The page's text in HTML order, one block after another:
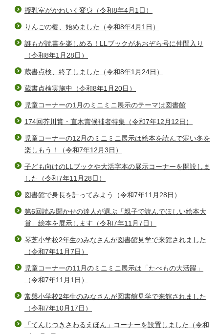
授乳室がかわいく変身（令和8年4月1日）
りんごの棚、始めました（令和8年4月1日）
誰もが読書を楽しめる！LLブックがあおぞら号に仲間入り
（令和8年1月28日）
蔵書点検、終了しました（令和8年1月24日）
蔵書点検実施中（令和8年1月20日）
児童コーナーの1月のミニミニ展示のテーマは図書館
174回芥川賞・直木賞候補者特集（令和7年12月12日）
児童コーナーの12月のミニミニ展示は絵本を読んで寒い冬を
楽しもう！（令和7年12月3日）
子ども向けのLLブックや大活字本の展示コーナーを開設しま
した（令和7年11月28日）
図書館で身長を計ってみよう（令和7年11月28日）
第6回読み聞かせの達人が選ぶ「親子で読んでほしい絵本大
賞」絵本を展示します（令和7年11月7日）
琴芝小学校2年生のみなさんが図書館見学で来館されました
（令和7年11月7日）
児童コーナーの11月のミニミニ展示は「たべもの大活躍」
（令和7年11月1日）
常盤小学校2年生のみなさんが図書館見学で来館されました
（令和7年10月17日）
「てんじつきさわるえほん」コーナーを設置しました（令和